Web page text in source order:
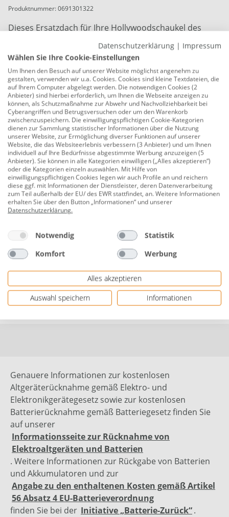
Produktnummer:0691301322
Dieses Ersatzdach für Ihre Hollywoodschaukel des
deutschen Herstellers GO-DE gibt Ihrem
Lieblingssitzplatz auf Ihrem Balkon oder in Ihrem
Garten ein neues attraktiven Aussehen. Das moderne
Dessin rundet Ihren Außenbereich stilvoll ab - somit
sind Sie bestens ausgestattet für die Outdoor-Saison!
Mit diesem neuen Dach starten Sie komfortabel in die
Gartensaison. Komfort und Design - unsere Auflagen
vereinen beides und setzen Ihre modernen Stühle
bestens in Szene und die hochwertige Verarbeitung
leistet eine lange Lebensdauer.
Tiefe: 1,25 - 1,45 m
Farbe: grün
Material: 100 % Polyester
Herstellerinformationen: GO-DE Textil GmbH | Am
Roten Weg | 54492 Zeltingen-Rachtig,
Herstellernr. 1080-90
Genauere Informationen zur kostenlosen
Altgeräterücknahme gemäß Elektro- und
Elektronikgerätegesetz sowie zur kostenlosen
Batterierücknahme gemäß Batteriegesetz finden Sie
auf unserer
Informationsseite zur Rücknahme von
Elektroaltgeräten und Batterien
. Weitere Informationen zur Rückgabe von Batterien
und Akkumulatoren und zur
Angabe zu den enthaltenen Kosten gemäß Artikel
56 Absatz 4 EU-Batterieverordnung
finden Sie bei der Initiative „Batterie-Zurück“.
Datenschutzerklärung | Impressum
Wählen Sie Ihre Cookie-Einstellungen
Um Ihnen den Besuch auf unserer Website möglichst angenehm zu
gestalten, verwenden wir u.a. Cookies. Cookies sind kleine Textdateien, die
auf Ihrem Computer abgelegt werden. Die notwendigen Cookies (2
Anbieter) sind hierbei erforderlich, um Ihnen die Webseite anzeigen zu
können, als Schutzmaßnahme zur Abwehr und Nachvollziehbarkeit bei
Cyberangriffen und Betrugsversuchen oder um den Warenkorb
zwischenzuspeichern. Die einwilligungspflichtigen Cookie-Kategorien
dienen zur Sammlung statistischer Informationen über die Nutzung
unserer Website, zur Ermöglichung diverser Funktionen auf unserer
Website, die das Websiteerlebnis verbessern (3 Anbieter) und um Ihnen
individuell auf Ihre Bedürfnisse abgestimmte Werbung anzuzeigen (5
Anbieter). Sie können in alle Kategorien einwilligen („Alles akzeptieren“)
oder die Kategorien einzeln auswählen. Mit Hilfe von
einwilligungspflichtigen Cookies legen wir auch Profile an und reichern
diese ggf. mit Informationen der Dienstleister, deren Datenverarbeitung
zum Teil außerhalb der EU/ des EWR stattfindet, an. Weitere Informationen
erhalten Sie über den Button „Informationen“ und unserer
Datenschutzerklärung.
Notwendig
Statistik
Komfort
Werbung
Alles akzeptieren
Auswahl speichern
Informationen